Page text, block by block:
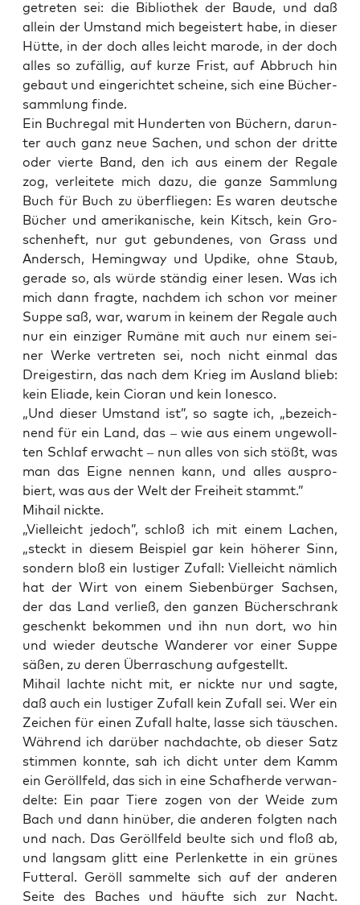
getre­ten sei: die Biblio­thek der Bau­de, und daß
allein der Umstand mich begeis­tert habe, in die­ser
Hüt­te, in der doch alles leicht maro­de, in der doch
alles so zufäl­lig, auf kur­ze Frist, auf Abbruch hin
gebaut und ein­ge­rich­tet schei­ne, sich eine Bücher­
samm­lung finde.
Ein Buch­re­gal mit Hun­der­ten von Büchern, dar­un­
ter auch ganz neue Sachen, und schon der drit­te
oder vier­te Band, den ich aus einem der Rega­le
zog, ver­lei­te­te mich dazu, die gan­ze Samm­lung
Buch für Buch zu über­flie­gen: Es waren deut­sche
Bücher und ame­ri­ka­ni­sche, kein Kitsch, kein Gro­
schen­heft, nur gut gebun­de­nes, von Grass und
Andersch, Heming­way und Updi­ke, ohne Staub,
gera­de so, als wür­de stän­dig einer lesen. Was ich
mich dann frag­te, nach­dem ich schon vor mei­ner
Sup­pe saß, war, war­um in kei­nem der Rega­le auch
nur ein ein­zi­ger Rumä­ne mit auch nur einem sei­
ner Wer­ke ver­tre­ten sei, noch nicht ein­mal das
Drei­ge­stirn, das nach dem Krieg im Aus­land blieb:
kein Elia­de, kein Cioran und kein Ionesco.
„Und die­ser Umstand ist”, so sag­te ich, „bezeich­
nend für ein Land, das – wie aus einem unge­woll­
ten Schlaf erwacht – nun alles von sich stößt, was
man das Eig­ne nen­nen kann, und alles aus­pro­
biert, was aus der Welt der Frei­heit stammt.”
Mihail nickte.
„Viel­leicht jedoch”, schloß ich mit einem Lachen,
„steckt in die­sem Bei­spiel gar kein höhe­rer Sinn,
son­dern bloß ein lus­ti­ger Zufall: Viel­leicht näm­lich
hat der Wirt von einem Sie­ben­bür­ger Sach­sen,
der das Land ver­ließ, den gan­zen Bücher­schrank
geschenkt bekom­men und ihn nun dort, wo hin
und wie­der deut­sche Wan­de­rer vor einer Sup­pe
säßen, zu deren Über­ra­schung aufgestellt.
Mihail lach­te nicht mit, er nick­te nur und sag­te,
daß auch ein lus­ti­ger Zufall kein Zufall sei. Wer ein
Zei­chen für einen Zufall hal­te, las­se sich täu­schen.
Wäh­rend ich dar­über nach­dach­te, ob die­ser Satz
stim­men konn­te, sah ich dicht unter dem Kamm
ein Geröll­feld, das sich in eine Schaf­her­de ver­wan­
del­te: Ein paar Tie­re zogen von der Wei­de zum
Bach und dann hin­über, die ande­ren folg­ten nach
und nach. Das Geröll­feld beul­te sich und floß ab,
und lang­sam glitt eine Per­len­ket­te in ein grü­nes
Fut­te­ral. Geröll sam­mel­te sich auf der ande­ren
Sei­te des Baches und häuf­te sich zur Nacht.